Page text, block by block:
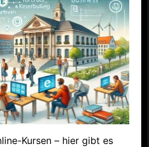
Kursen – hier gibt es